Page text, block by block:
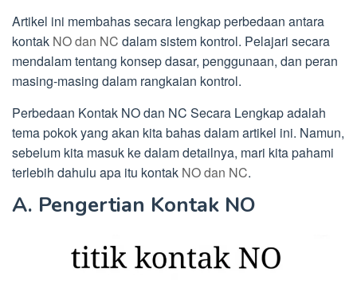
Artikel ini membahas secara lengkap perbedaan antara
kontak NO dan NC dalam sistem kontrol. Pelajari secara
mendalam tentang konsep dasar, penggunaan, dan peran
masing-masing dalam rangkaian kontrol.
Perbedaan Kontak NO dan NC Secara Lengkap adalah
tema pokok yang akan kita bahas dalam artikel ini. Namun,
sebelum kita masuk ke dalam detailnya, mari kita pahami
terlebih dahulu apa itu kontak NO dan NC.
A. Pengertian Kontak NO